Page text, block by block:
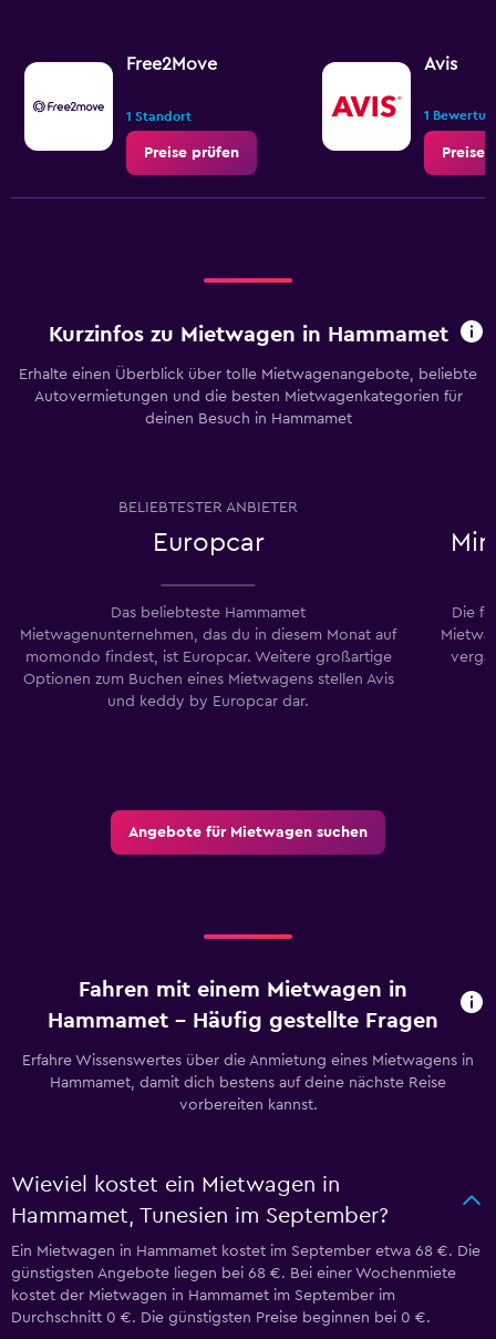
Free2Move
1 Standort
Preise prüfen
Avis
1
Preise
Kurzinfos zu Mietwagen in Hammamet
Erhalte einen Überblick über tolle Mietwagenangebote, beliebte
Autovermietungen und die besten Mietwagenkategorien für
deinen Besuch in Hammamet
BELIEBTESTER ANBIETER
Europcar
Das beliebteste Hammamet
Mietwagenunternehmen, das du in diesem Monat auf
momondo findest, ist Europcar. Weitere großartige
Optionen zum Buchen eines Mietwagens stellen Avis
und keddy by Europcar dar.
Die
Angebote für Mietwagen suchen
Fahren mit einem Mietwagen in
Hammamet – Häufig gestellte Fragen
Erfahre Wissenswertes über die Anmietung eines Mietwagens in
Hammamet, damit dich bestens auf deine nächste Reise
vorbereiten kannst.
Wieviel kostet ein Mietwagen in
Hammamet, Tunesien im September?
Ein Mietwagen in Hammamet kostet im September etwa 68 €. Die
günstigsten Angebote liegen bei 68 €. Bei einer Wochenmiete
kostet der Mietwagen in Hammamet im September im
Durchschnitt 0 €. Die günstigsten Preise beginnen bei 0 €.